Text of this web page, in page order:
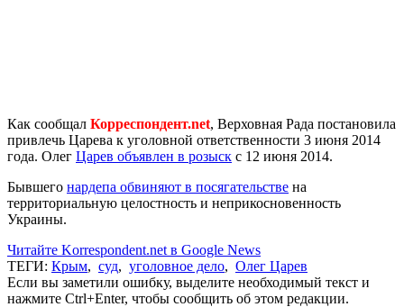
Как сообщал Корреспондент.net, Верховная Рада постановила
привлечь Царева к уголовной ответственности 3 июня 2014
года. Олег Царев объявлен в розыск с 12 июня 2014.
Бывшего нардепа обвиняют в посягательстве на
территориальную целостность и неприкосновенность
Украины.
Читайте Korrespondent.net в Google News
ТЕГИ: Крым, суд, уголовное дело, Олег Царев
Если вы заметили ошибку, выделите необходимый текст и
нажмите Ctrl+Enter, чтобы сообщить об этом редакции.